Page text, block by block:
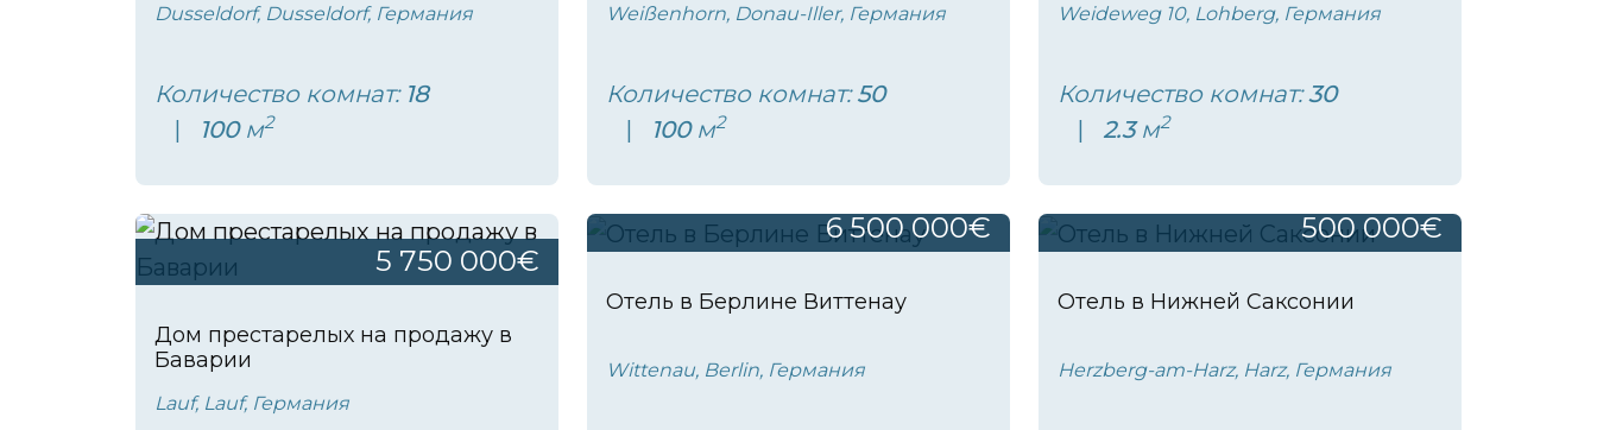
Dusseldorf, Dusseldorf, Германия
Количество комнат: 18
100м2
Weißenhorn, Donau-Iller, Германия
Количество комнат:50
100м2
Weideweg 10, Lohberg, Германия
Количество комнат:30
2.3м2
5 750 000€
Дом престарелых на продажу в
Баварии
Lauf, Lauf, Германия
6 500 000€
Отель в Берлине Виттенау
Wittenau, Berlin, Германия
500 000€
Отель в Нижней Саксонии
Herzberg-am-Harz, Harz, Германия